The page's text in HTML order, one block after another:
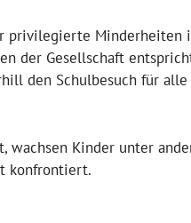
privilegierte
der Gesellschaft
den Schulbesuch für
Kinder unter
konfrontiert.